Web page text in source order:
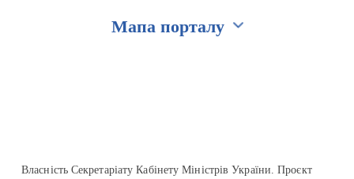
Мапа порталу
Власність Секретаріату Кабінету Міністрів України. Проєкт